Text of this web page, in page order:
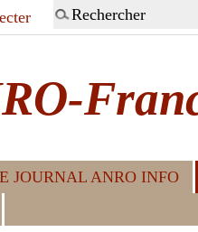
JOURNAL ANRO INFO